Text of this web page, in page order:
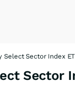
Select Sector Index
Sector